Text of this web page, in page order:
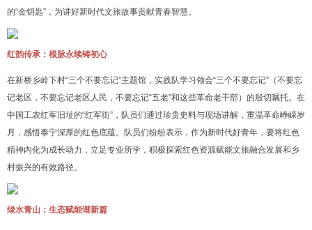
的“金钥匙”，为讲好新时代文旅故事贡献青春智慧。
红韵传承：根脉永续铸初心
在新桥乡岭下村“三个不要忘记”主题馆，实践队学习领会“三个不要忘记”（不要忘
记老区，不要忘记老区人民，不要忘记“五老”和这些革命老干部）的殷切嘱托。在
中国工农红军旧址的“红军街”，队员们通过珍贵史料与现场讲解，重温革命峥嵘岁
月，感悟泰宁深厚的红色底蕴。队员们纷纷表示，作为新时代好青年，要将红色
精神内化为成长动力，立足专业所学，积极探索红色资源赋能文旅融合发展和乡
村振兴的有效路径。
绿水青山：生态赋能谱新篇